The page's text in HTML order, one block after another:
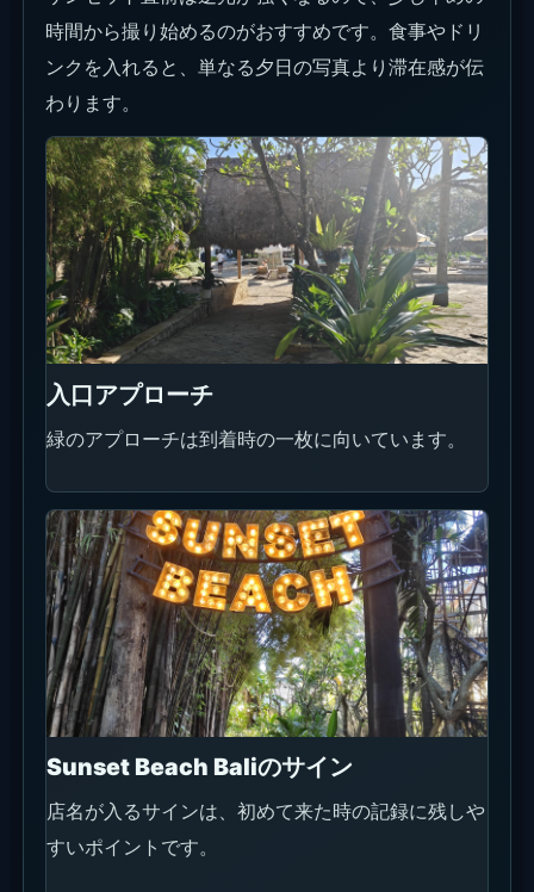
時間から撮り始めるのがおすすめです。食事やドリ
ンクを入れると、単なる夕日の写真より滞在感が伝
わります。
入口アプローチ
緑のアプローチは到着時の一枚に向いています。
Sunset Beach Baliのサイン
店名が入るサインは、初めて来た時の記録に残しや
すいポイントです。